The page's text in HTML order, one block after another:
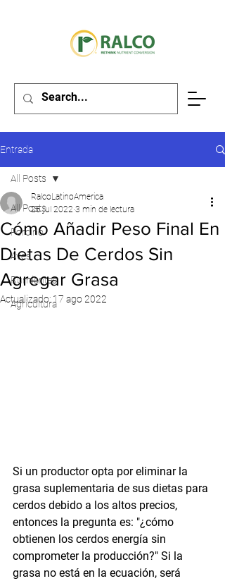
Entrada
All Posts
Porcino
Aves
Rumiantes
Agricultura
All Posts
Cómo Añadir Peso Final En
Dietas De Cerdos Sin
Agregar Grasa
RalcoLatinoAmerica
26 jul 2022 3 min de lectura
Actualizado: 17 ago 2022
Si un productor opta por eliminar la
grasa suplementaria de sus dietas para
cerdos debido a los altos precios,
entonces la pregunta es: "¿cómo
obtienen los cerdos energía sin
comprometer la producción?" Si la
grasa no está en la ecuación, será